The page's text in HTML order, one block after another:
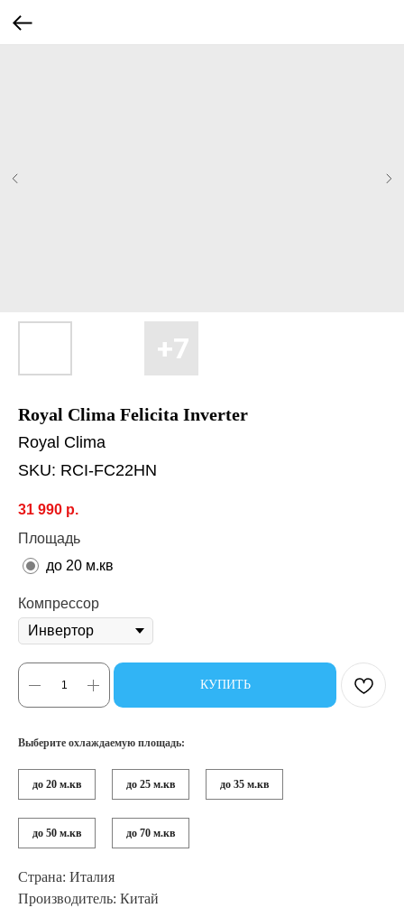
Royal Clima Felicita Inverter
Royal Clima
SKU: RCI-FC22HN
31 990 р.
Площадь
до 20 м.кв
Компрессор
КУПИТЬ
Выберите охлаждаемую площадь:
до 20 м.кв до 25 м.кв до 35 м.кв
до 50 м.кв до 70 м.кв
Страна: Италия
Производитель: Китай